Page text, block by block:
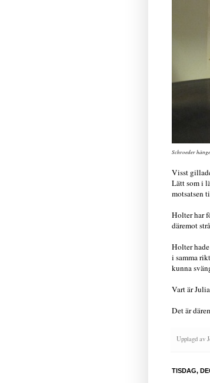
Schroeder
Visst
Lätt som i
motsatsen
Holter har
däremot
Holter
i samma
kunna
Vart är
Det är
Upplagd av
TISDAG,